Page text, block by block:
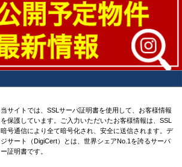
当サイトでは、SSLサーバ証明書を使用して、お客様情報
を保護しています。ご入力いただいたお客様情報は、SSL
暗号通信により全て暗号化され、安全に送信されます。デ
ジサート（DigiCert）とは、世界シェアNo.1を誇るサーバ
ー証明書です。